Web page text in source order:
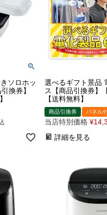
ソロホッ
換券】
選べるギフト景品
ス【商品引換券】
【送料無料】
商品引換券 パネル
当店特別価格 ¥
詳細を見る